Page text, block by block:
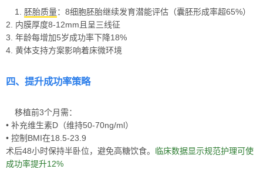
1. 胚胎质量：8细胞胚胎继续发育潜能评估（囊胚形成率超65%）
2. 内膜厚度8-12mm且呈三线征
3. 年龄每增加5岁成功率下降18%
4. 黄体支持方案影响着床微环境
四、提升成功率策略
移植前3个月需：
• 补充维生素D（维持50-70ng/ml）
• 控制BMI在18.5-23.9
术后48小时保持半卧位，避免高糖饮食。 临床数据显示规范护理可使
成功率提升12%